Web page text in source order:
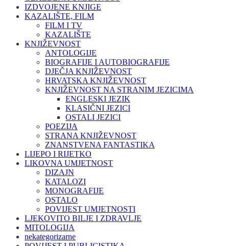
IZDVOJENE KNJIGE
KAZALIŠTE, FILM
FILM I TV
KAZALIŠTE
KNJIŽEVNOST
ANTOLOGIJE
BIOGRAFIJE I AUTOBIOGRAFIJE
DJEČJA KNJIŽEVNOST
HRVATSKA KNJIŽEVNOST
KNJIŽEVNOST NA STRANIM JEZICIMA
ENGLESKI JEZIK
KLASIČNI JEZICI
OSTALI JEZICI
POEZIJA
STRANA KNJIŽEVNOST
ZNANSTVENA FANTASTIKA
LIJEPO I RIJETKO
LIKOVNA UMJETNOST
DIZAJN
KATALOZI
MONOGRAFIJE
OSTALO
POVIJEST UMJETNOSTI
LJEKOVITO BILJE I ZDRAVLJE
MITOLOGIJA
nekategorizarne